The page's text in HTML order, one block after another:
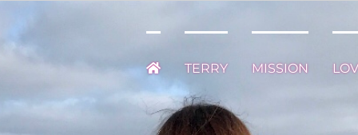
TERRY MISSION